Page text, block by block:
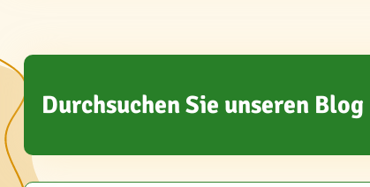
Durchsuchen Sie unseren Blog